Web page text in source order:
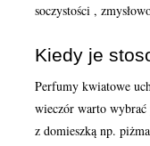
soczystości ,
Kiedy je
Perfumy kwiatowe
wieczór warto
z domieszką np.